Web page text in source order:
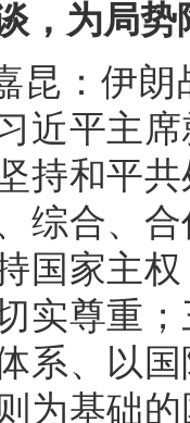
，为局
昆：伊朗
近平主
持和平
综合、
国家主
实尊重
系、以
为基础